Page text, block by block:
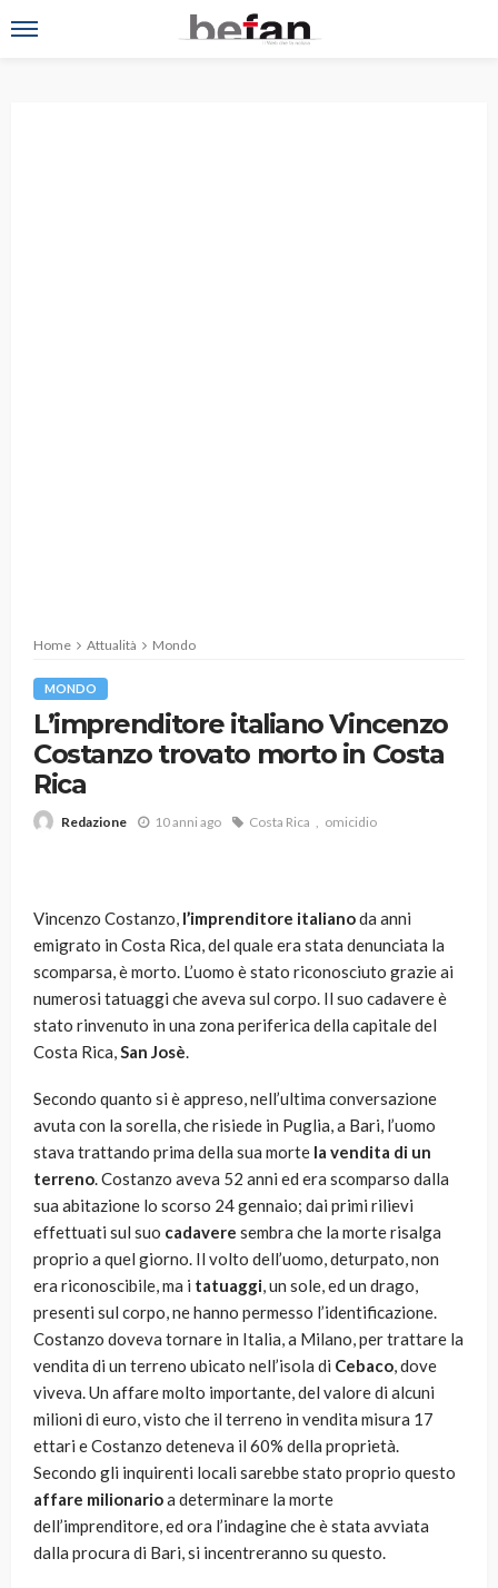
Home Attualità Mondo
MONDO
L’imprenditore italiano Vincenzo
Costanzo trovato morto in Costa
Rica
Redazione 10 anni ago Costa Rica omicidio
Vincenzo Costanzo, l’imprenditore italianoda anni
emigrato in Costa Rica, del quale era stata denunciata la
scomparsa, è morto. L’uomo è stato riconosciuto grazie ai
numerosi tatuaggi che aveva sul corpo. Il suo cadavere è
stato rinvenuto in una zona periferica della capitale del
Costa Rica,San Josè.
Secondo quanto si è appreso, nell’ultima conversazione
avuta con la sorella, che risiede in Puglia, a Bari, l’uomo
stava trattando prima della sua morte la vendita di un
terreno. Costanzo aveva 52 anni ed era scomparso dalla
sua abitazione lo scorso 24 gennaio; dai primi rilievi
effettuati sul suo cadavere sembra che la morte risalga
proprio a quel giorno. Il volto dell’uomo, deturpato, non
era riconoscibile, ma i tatuaggi, un sole, ed un drago,
presenti sul corpo, ne hanno permesso l’identificazione.
Costanzo doveva tornare in Italia, a Milano, per trattare la
vendita di un terreno ubicato nell’isola di Cebaco, dove
viveva. Un affare molto importante, del valore di alcuni
milioni di euro, visto che il terreno in vendita misura 17
ettari e Costanzo deteneva il 60% della proprietà.
Secondo gli inquirenti locali sarebbe stato proprio questo
affare milionarioa determinare la morte
dell’imprenditore, ed ora l’indagine che è stata avviata
dalla procura di Bari, si incentreranno su questo.